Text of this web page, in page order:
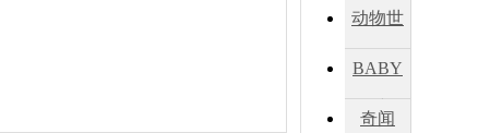
动物世
BABY
秀
奇闻